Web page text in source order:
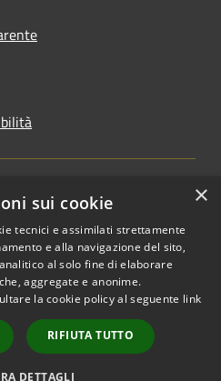
Copyright © 2026 • Comune di
San Martino di Venezze •
Powered by Municipium•
Accesso redazione
×
sui cookie
tecnici e assimilati strettamente
e alla navigazione del sito,
al solo fine di elaborare
aggregate e anonime.
la cookie policy al seguente link
RIFIUTA TUTTO
DETTAGLI